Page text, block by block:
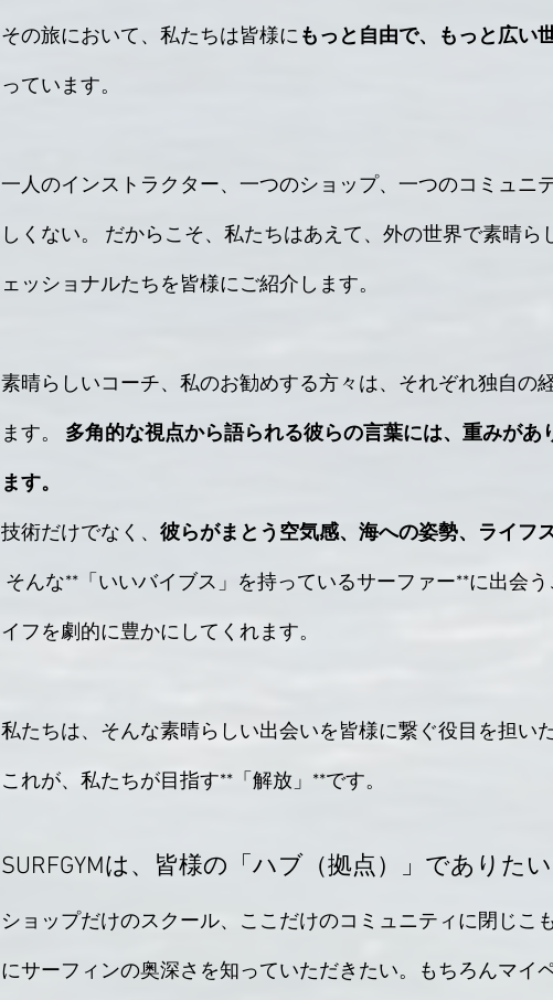
その旅において、私たちは皆様にもっと自由で、もっと広い
っています。
一人のインストラクター、一つのショップ、一つのコミュニ
しくない。 だからこそ、私たちはあえて、外の世界で素晴ら
ェッショナルたちを皆様にご紹介します。
素晴らしいコーチ、私のお勧めする方々は、それぞれ独自の
ます。 多角的な視点から語られる彼らの言葉には、重みがあ
ます。
技術だけでなく、 彼らがまとう空気感、海への姿勢、ライフ
イフを劇的に豊かにしてくれます。
私たちは、そんな素晴らしい出会いを皆様に繋ぐ役目を担い
これが、私たちが目指す**「解放」**です。
SURFGYMは、皆様の「ハブ（拠点）」でありたい
ショップだけのスクール、ここだけのコミュニティに閉じこ
にサーフィンの奥深さを知っていただきたい。もちろんマイ